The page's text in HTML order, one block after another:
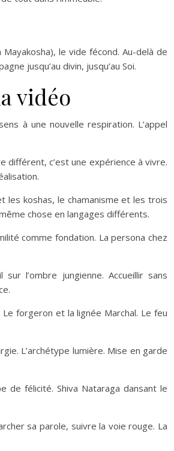
le vide fécond. Au-delà de
jusqu’au divin, jusqu’au Soi.
vidéo
à une nouvelle respiration. L’appel
différent, c’est une expérience à vivre.
les koshas, le chamanisme et les trois
chose en langages différents.
comme fondation. La persona chez
l’ombre jungienne. Accueillir sans
forgeron et la lignée Marchal. Le feu
L’archétype lumière. Mise en garde
de félicité. Shiva Nataraga dansant le
sa parole, suivre la voie rouge. La